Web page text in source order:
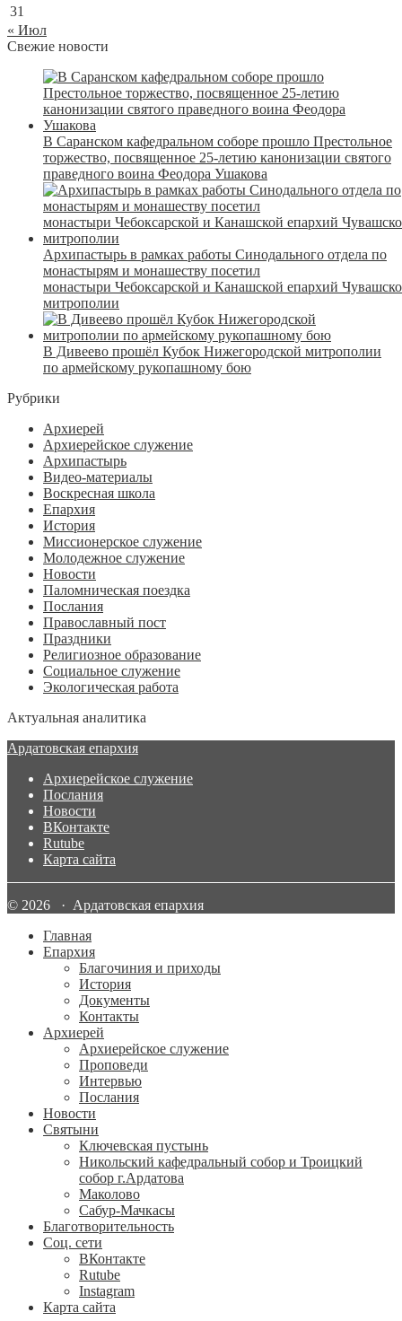
31
« Июл
Свежие новости
В Саранском кафедральном соборе прошло Престольное
торжество, посвященное 25-летию канонизации святого
праведного воина Феодора Ушакова
Архипастырь в рамках работы Синодального отдела по
монастырям и монашеству посетил
монастыри Чебоксарской и Канашской епархий
митрополии
В Дивеево прошёл Кубок Нижегородской митрополии
по армейскому рукопашному бою
Рубрики
Архиерей
Архиерейское служение
Архипастырь
Видео-материалы
Воскресная школа
Епархия
История
Миссионерское служение
Молодежное служение
Новости
Паломническая поездка
Послания
Православный пост
Праздники
Религиозное образование
Социальное служение
Экологическая работа
Актуальная аналитика
Ардатовская епархия
Архиерейское служение
Послания
Новости
ВКонтакте
Rutube
Карта сайта
© 2026 · Ардатовская епархия
Главная
Епархия
Благочиния и приходы
История
Документы
Контакты
Архиерей
Архиерейское служение
Проповеди
Интервью
Послания
Новости
Святыни
Ключевская пустынь
Никольский кафедральный собор и Троицкий
собор г.Ардатова
Маколово
Сабур-Мачкасы
Благотворительность
Соц. сети
ВКонтакте
Rutube
Instagram
Карта сайта